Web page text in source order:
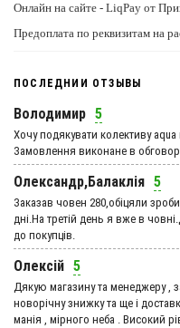
Онлайн на сайте - LiqPay от
Предоплата по реквизитам на
ПОСЛЕДНИИ ОТЗЫВЫ
Володимир 5
Хочу подякувати колективу
Замовлення виконане в
Олександр,Балаклія 5
Заказав човен 280,обіцяли
дні.На третій день я вже в
до покупців.
Олексій 5
Дякую магазину та менеджеру ,
новорічну знижку та ще і
манія , мірного неба . Високий